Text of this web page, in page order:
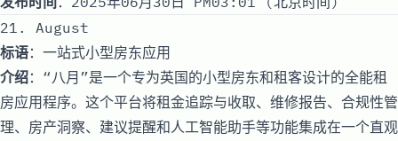
21. August
标语：一站式小型房东应用
介绍：“八月”是一个专为英国的小型房东和租客设计的全能租
房应用程序。这个平台将租金追踪与收取、维修报告、合规性管
理、房产洞察、建议提醒和人工智能助手等功能集成在一个直观